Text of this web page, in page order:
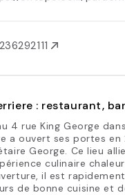
: restaurant,
4 rue King George
a ouvert ses portes
George. Ce lieu
culinaire
il est
de bonne cuisine et